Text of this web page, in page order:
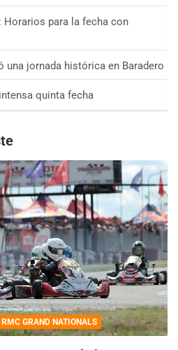
Horarios para la fecha con
una jornada histórica en Baradero
quinta fecha
RMC GRAND NATIONALS